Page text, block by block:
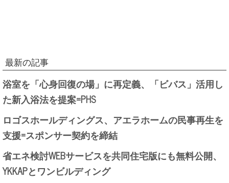
最新の記事
浴室を「心身回復の場」に再定義、「ビバス」活用し
た新入浴法を提案=PHS
ロゴスホールディングス、アエラホームの民事再生を
支援=スポンサー契約を締結
省エネ検討WEBサービスを共同住宅版にも無料公開、
YKKAPとワンビルディング